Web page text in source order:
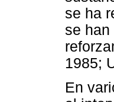
se ha
se
1985;
En